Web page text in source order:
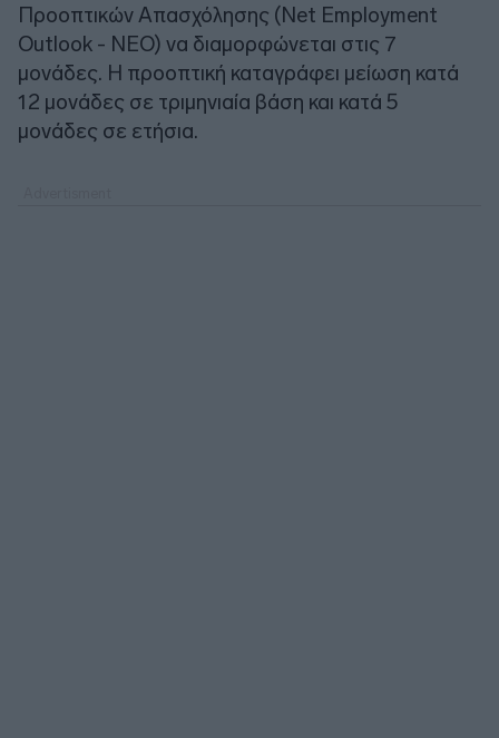
Προοπτικών Απασχόλησης (Net Employment
Outlook - NEO) να διαμορφώνεται στις 7
μονάδες. Η προοπτική καταγράφει μείωση κατά
12 μονάδες σε τριμηνιαία βάση και κατά 5
μονάδες σε ετήσια.